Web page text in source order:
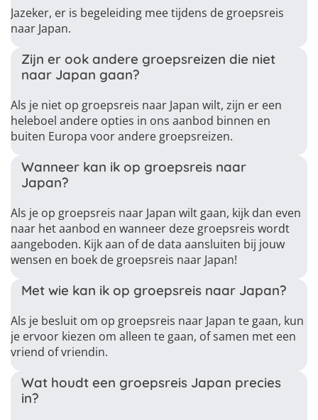
Jazeker, er is begeleiding mee tijdens de groepsreis
naar Japan.
Zijn er ook andere groepsreizen die niet
naar Japan gaan?
Als je niet op groepsreis naar Japan wilt, zijn er een
heleboel andere opties in ons aanbod binnen en
buiten Europa voor andere groepsreizen.
Wanneer kan ik op groepsreis naar
Japan?
Als je op groepsreis naar Japan wilt gaan, kijk dan even
naar het aanbod en wanneer deze groepsreis wordt
aangeboden. Kijk aan of de data aansluiten bij jouw
wensen en boek de groepsreis naar Japan!
Met wie kan ik op groepsreis naar Japan?
Als je besluit om op groepsreis naar Japan te gaan, kun
je ervoor kiezen om alleen te gaan, of samen met een
vriend of vriendin.
Wat houdt een groepsreis Japan precies
in?